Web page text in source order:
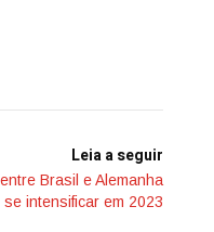
Leia a seguir
Brasil e Alemanha
se intensificar em 2023